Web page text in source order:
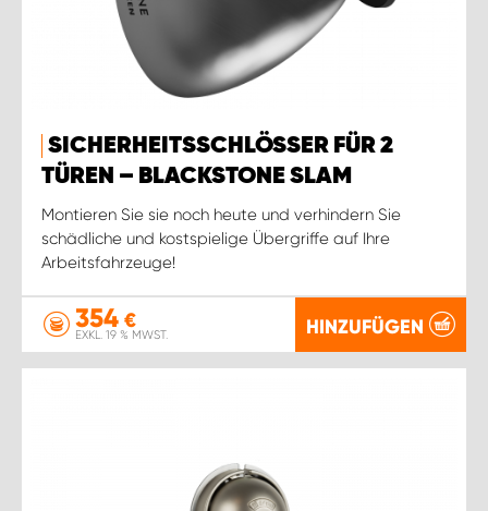
SICHERHEITSSCHLÖSSER FÜR 2
TÜREN – BLACKSTONE SLAM
Montieren Sie sie noch heute und verhindern Sie
schädliche und kostspielige Übergriffe auf Ihre
Arbeitsfahrzeuge!
354 €
EXKL. 19 % MWST. HINZUFÜGEN